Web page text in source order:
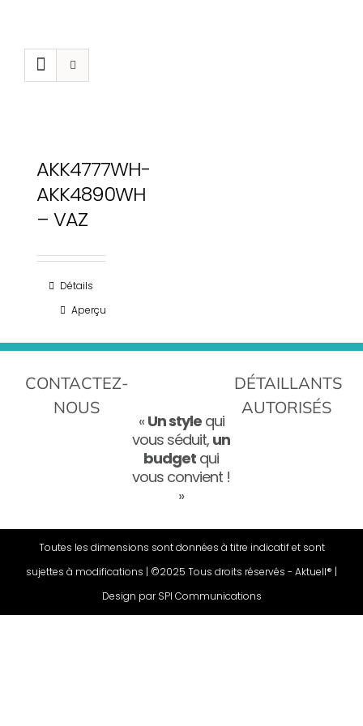
contenu
AKK4777WH-
AKK4890WH
– VAZ
Détails
Aperçu
CONTACTEZ-
NOUS
« Un stylequi
vous séduit, un
budget qui
vous convient !
»
DÉTAILLANTS
AUTORISÉS
Toutes les dimensions sont données à titre indicatif et sont
sujettes à modifications | ©2025 Tous droits réservés - Aktuell® |
Design parSPI Communications